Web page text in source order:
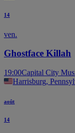
14
ven.
Ghostface Killah
19:00Capital City
Harrisburg,
août
14